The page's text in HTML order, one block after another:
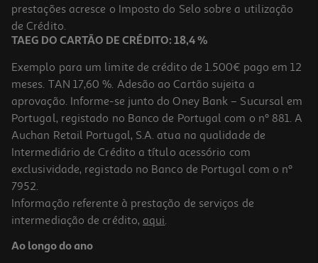
prestações acresce o Imposto do Selo sobre a utilização
de Crédito.
TAEG DO CARTÃO DE CRÉDITO: 18,4 %
Exemplo para um limite de crédito de 1.500€ pago em 12
meses. TAN 17,60 %. Adesão ao Cartão sujeita a
aprovação. Informe-se junto do Oney Bank – Sucursal em
Portugal, registado no Banco de Portugal com o nº 881. A
Auchan Retail Portugal, S.A. atua na qualidade de
Intermediário de Crédito a título acessório com
exclusividade, registado no Banco de Portugal com o nº
7952.
Informação referente à prestação de serviços de
intermediação de crédito, aqui.
Ao longo do ano